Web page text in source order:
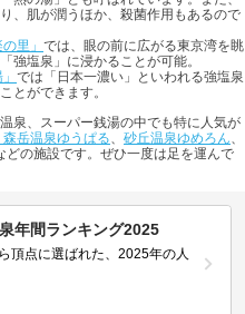
、肌が潤うほか、殺菌作用もあるので
里」 では、眼の前に広がる東京湾を眺
強塩泉」に浸かることが可能。
では「日本一濃い」といわれる強塩泉
とができます。
泉、スーパー銭湯の中でも特に人気が
岳温泉ゆうぱる、 砂丘温泉ゆめろん、
どの施設です。ぜひ一度は足を運んで
年間ランキング2025
頂点に選ばれた、2025年の人